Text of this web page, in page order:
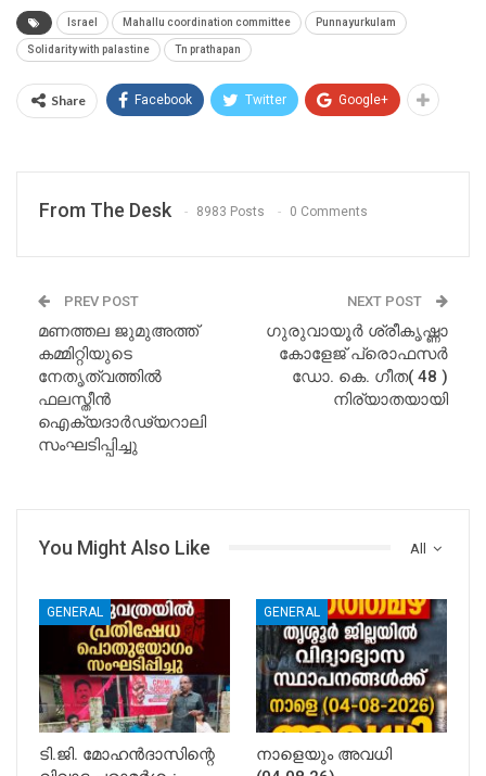
Israel Mahallu coordination committee Punnayurkulam
Solidarity with palastine Tn prathapan
Share Facebook Twitter Google+
From The Desk 8983 Posts 0 Comments
PREV POST
മണത്തല ജുമുഅത്ത്
കമ്മിറ്റിയുടെ
നേതൃത്വത്തിൽ
ഫലസ്തീൻ
ഐക്യദാർഢ്യറാലി
സംഘടിപ്പിച്ചു
NEXT POST
ഗുരുവായൂര്‍ ശ്രീകൃഷ്ണാ
കോളേജ് പ്രൊഫസർ
ഡോ. കെ. ഗീത( 48 )
നിര്യാതയായി
All
You Might Also Like
GENERAL
ടി.ജി. മോഹൻദാസിന്റെ
GENERAL
നാളെയും അവധി